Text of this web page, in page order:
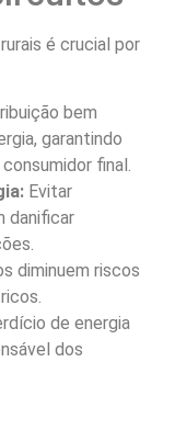
de circuitos
vigente. A
e outras
que
Brasil. Seguir
a segurança e a
da